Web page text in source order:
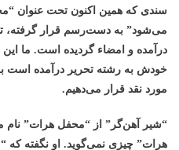
سندی که همین اکنون تحت عنوان
می‌شود” به دست‌رسم قرار گرفته،
درآمده و امضاء گردیده است. ما
خودش به رشته تحریر درآمده
مورد نقد قرار می‌دهیم.
“شیر آهن‌گر” از “محفل هرات” نام
هرات” چیزی نمی‌گوید. او نگفته که